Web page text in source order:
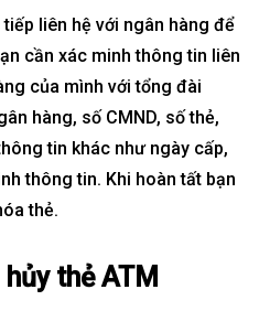
liên hệ với ngân hàng để
cần xác minh thông tin liên
của mình với tổng đài
hàng, số CMND, số thẻ,
tin khác như ngày cấp,
thông tin. Khi hoàn tất bạn
thẻ.
thẻ ATM